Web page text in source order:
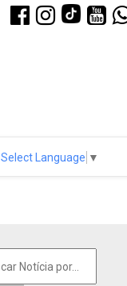
Select Language ▼